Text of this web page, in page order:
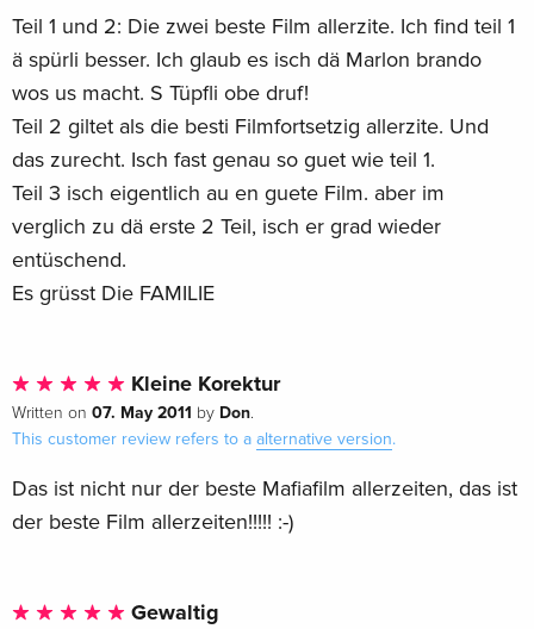
Teil 1 und 2: Die zwei beste Film allerzite. Ich find teil 1
ä spürli besser. Ich glaub es isch dä Marlon brando
wos us macht. S Tüpfli obe druf!
Teil 2 giltet als die besti Filmfortsetzig allerzite. Und
das zurecht. Isch fast genau so guet wie teil 1.
Teil 3 isch eigentlich au en guete Film. aber im
verglich zu dä erste 2 Teil, isch er grad wieder
entüschend.
Es grüsst Die FAMILIE
Kleine Korektur
Written on 07. May 2011 by Don.
This customer review refers to a alternative version.
Das ist nicht nur der beste Mafiafilm allerzeiten, das ist
der beste Film allerzeiten!!!!! :-)
Gewaltig